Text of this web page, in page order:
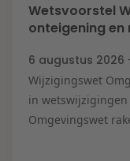
Wetsvoorstel
onteigening
6 augustus 2026
Wijzigingswet
in
Omgevingswet